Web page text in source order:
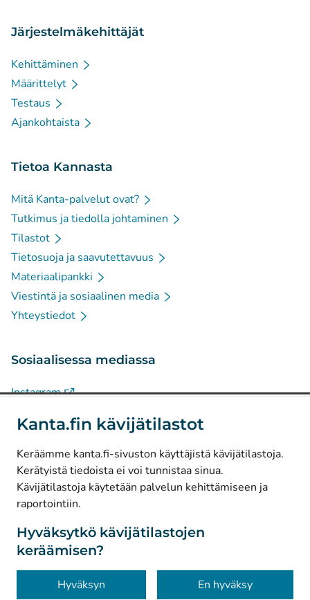
Kanta.fin kävijätilastot
Keräämme kanta.fi-sivuston käyttäjistä kävijätilastoja.
Kerätyistä tiedoista ei voi tunnistaa sinua.
Kävijätilastoja käytetään palvelun kehittämiseen ja
raportointiin.
Hyväksytkö kävijätilastojen
keräämisen?
Hyväksyn En hyväksy
Järjestelmäkehittäjät
Kehittäminen
Määrittelyt
Testaus
Ajankohtaista
Tietoa Kannasta
Mitä Kanta-palvelut ovat?
Tutkimus ja tiedolla johtaminen
Tilastot
Tietosuoja ja saavutettavuus
Materiaalipankki
Viestintä ja sosiaalinen media
Yhteystiedot
Sosiaalisessa mediassa
Instagram(Avautuu uuteen välilehteen)
Facebook(Avautuu uuteen välilehteen)
© Kanta-Palvelut, Kansaneläkelaitos
Tietosuoja
Tietoa sivustosta
Saavutettavuus
Evästeet